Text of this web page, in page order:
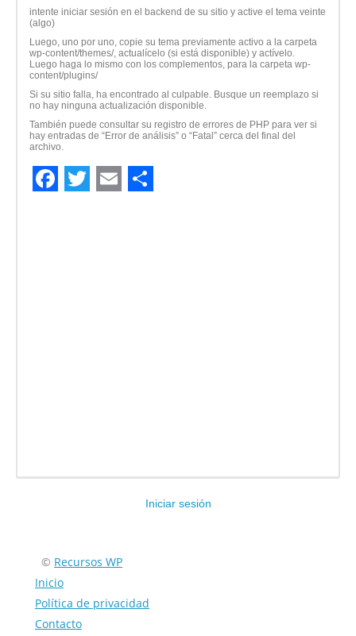
intente iniciar sesión en el backend de su sitio y active el tema veinte
(algo)
Luego, uno por uno, copie su tema previamente activo a la carpeta
wp-content/themes/, actualícelo (si está disponible) y actívelo.
Luego haga lo mismo con los complementos, para la carpeta wp-
content/plugins/
Si su sitio falla, ha encontrado al culpable. Busque un reemplazo si
no hay ninguna actualización disponible.
También puede consultar su registro de errores de PHP para ver si
hay entradas de “Error de análisis” o “Fatal” cerca del final del
archivo.
Iniciar sesión
Encuéntranos en:
© Recursos WP
Inicio
Política de privacidad
Contacto